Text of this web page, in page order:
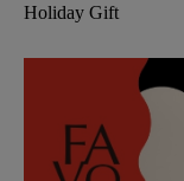
Holiday Gift